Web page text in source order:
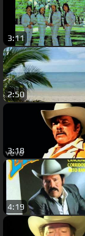
3:11
2:50
3:18
4:19